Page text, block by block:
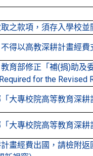
之款項，須存入學校並
不得以高教深耕計畫經費
教育部修正「補(捐)助及
for the Revised
大專校院高等教育深
大專校院高等教育深耕
畫經費出國，請檢附